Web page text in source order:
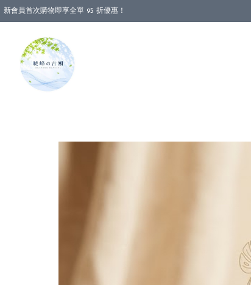
新會員首次購物即享全單 95 折優惠！